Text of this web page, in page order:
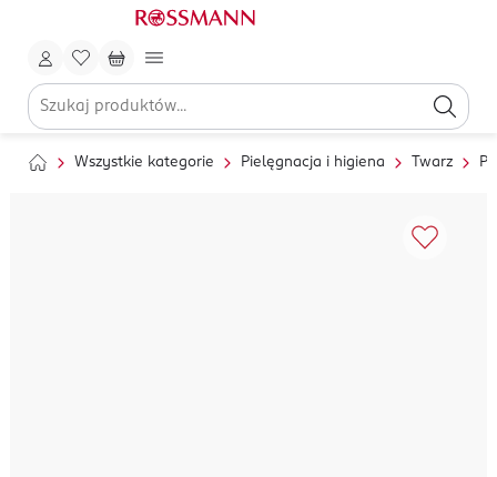
Wszystkie kategorie Pielęgnacja i higiena Twarz